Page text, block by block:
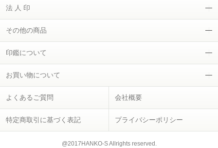
法 人 印
その他の商品
印鑑について
お買い物について
よくあるご質問 会社概要
特定商取引に基づく表記 プライバシーポリシー
@2017HANKO-S Allrights reserved.